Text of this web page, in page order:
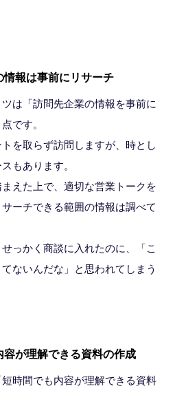
報は事前にリサーチ
は「訪問先企業の情報を事前に
です。
を取らず訪問しますが、時とし
もあります。
えた上で、適切な営業トークを
ーチできる範囲の情報は調べて
っかく商談に入れたのに、「こ
ないんだな」と思われてしまう
が理解できる資料の作成
時間でも内容が理解できる資料